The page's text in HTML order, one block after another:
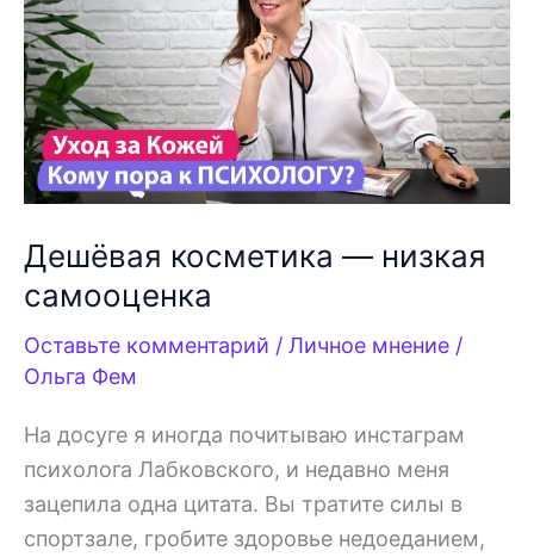
и
личное
мнение
Дешёвая косметика — низкая
самооценка
Оставьте комментарий / Личное мнение /
Ольга Фем
На досуге я иногда почитываю инстаграм
психолога Лабковского, и недавно меня
зацепила одна цитата. Вы тратите силы в
спортзале, гробите здоровье недоеданием,